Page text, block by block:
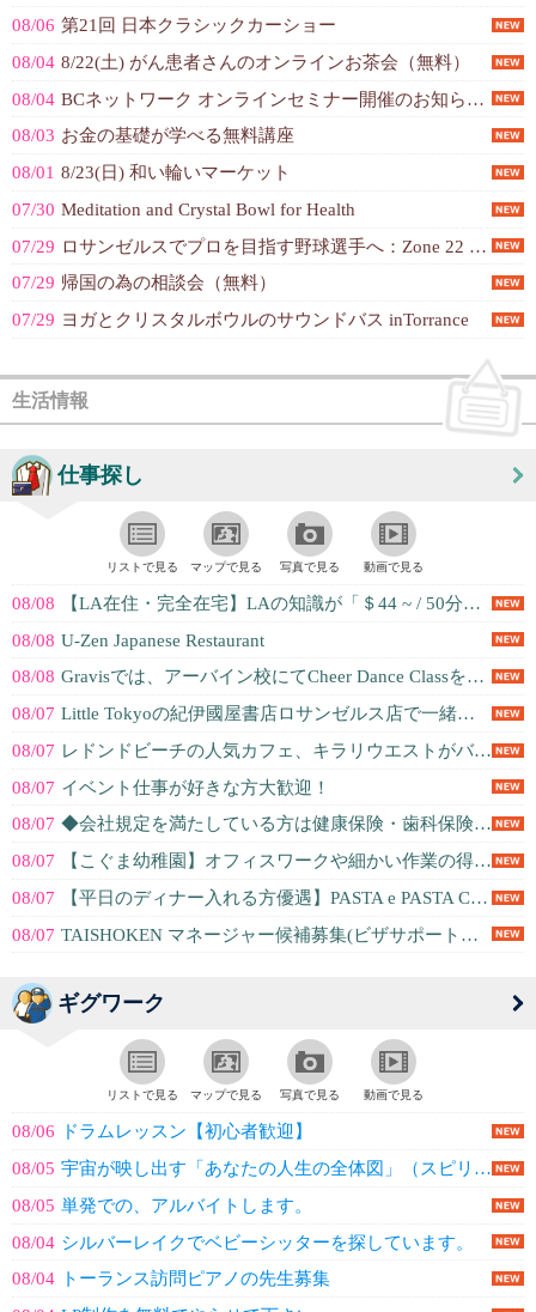
08/06 第21回 日本クラシックカーショー
08/04 8/22(土) がん患者さんのオンラインお茶会（無料）
08/04 BCネットワーク オンラインセミナー開催のお知らせ（乳がん、女性特有のがん）
08/03 お金の基礎が学べる無料講座
08/01 8/23(日) 和い輪いマーケット
07/30 Meditation and Crystal Bowl for Health
07/29 ロサンゼルスでプロを目指す野球選手へ：Zone 22 LA
07/29 帰国の為の相談会（無料）
07/29 ヨガとクリスタルボウルのサウンドバス inTorrance
生活情報
仕事探し
リストで見る マップで見る 写真で見る 動画で見る
08/08
【LA在住・完全在宅】LAの知識が「＄44 ~ / 50分」に！現地同行・予...
08/08 U-Zen Japanese Restaurant
08/08 Gravisでは、アーバイン校にてCheer Dance Classを担当し...
08/07 Little Tokyoの紀伊國屋書店ロサンゼルス店で一緒に働いてくださるス...
08/07 レドンドビーチの人気カフェ、キラリウエストがバリスタを募集！
08/07 イベント仕事が好きな方大歓迎！
08/07 ◆会社規定を満たしている方は健康保険・歯科保険・眼科保険100％会社負担◆求...
08/07
【こぐま幼稚園】オフィスワークや細かい作業の得意な方
08/07
【平日のディナー入れる方優遇】PASTA e PASTA Cerritos店...
08/07 TAISHOKEN マネージャー候補募集(ビザサポート有り）
ギグワーク
リストで見る マップで見る 写真で見る 動画で見る
08/06
ドラムレッスン【初心者歓迎】
08/05 宇宙が映し出す「あなたの人生の全体図」（スピリチュアルメッセージ）
08/05 単発での、アルバイトします。
08/04 シルバーレイクでベビーシッターを探しています。
08/04 トーランス訪問ピアノの先生募集